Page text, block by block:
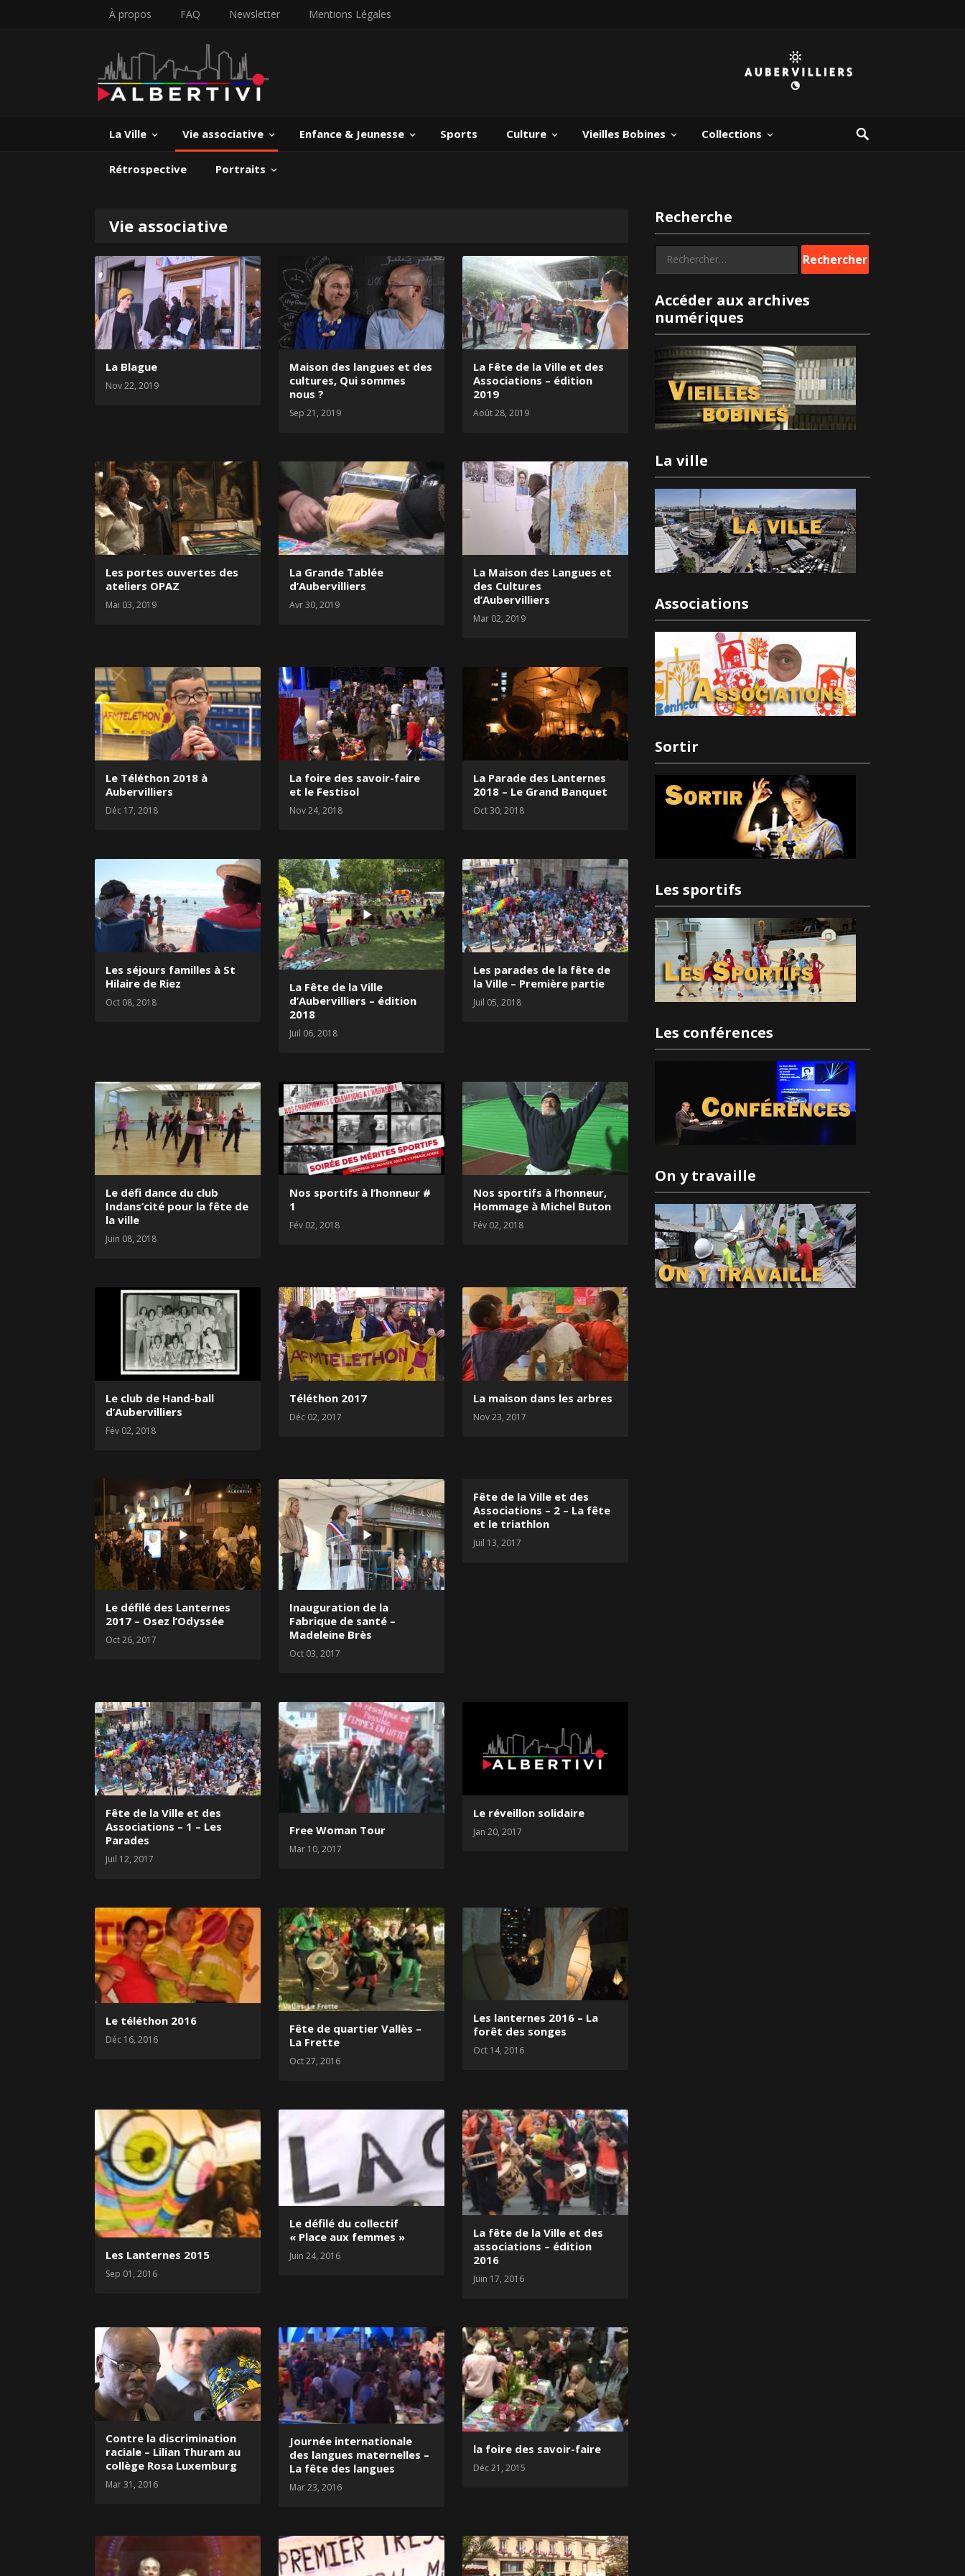
À propos FAQ Newsletter Mentions Légales
La Ville Vie associative Enfance & Jeunesse Sports Culture Vieilles Bobines Collections
Rétrospective Portraits
Vie associative
La Blague
Nov 22, 2019
Maison des langues et des
cultures, Qui sommes
nous ?
Sep 21, 2019
La Fête de la Ville et des
Associations – édition
2019
Août 28, 2019
Les portes ouvertes des
ateliers OPAZ
Mai 03, 2019
La Grande Tablée
d’Aubervilliers
Avr 30, 2019
La Maison des Langues et
des Cultures
d’Aubervilliers
Mar 02, 2019
Le Téléthon 2018 à
Aubervilliers
Déc 17, 2018
La foire des savoir-faire
et le Festisol
Nov 24, 2018
La Parade des Lanternes
2018 – Le Grand Banquet
Oct 30, 2018
Les séjours familles à St
Hilaire de Riez
Oct 08, 2018
La Fête de la Ville
d’Aubervilliers – édition
2018
Juil 06, 2018
Les parades de la fête de
la Ville – Première partie
Juil 05, 2018
Le défi dance du club
Indans’cité pour la fête de
la ville
Juin 08, 2018
Nos sportifs à l’honneur #
1
Fév 02, 2018
Nos sportifs à l’honneur,
Hommage à Michel Buton
Fév 02, 2018
Le club de Hand-ball
d’Aubervilliers
Fév 02, 2018
Téléthon 2017
Déc 02, 2017
La maison dans les arbres
Nov 23, 2017
Le défilé des Lanternes
2017 – Osez l’Odyssée
Oct 26, 2017
Inauguration de la
Fabrique de santé –
Madeleine Brès
Oct 03, 2017
Fête de la Ville et des
Associations – 2 – La fête
et le triathlon
Juil 13, 2017
Fête de la Ville et des
Associations – 1 – Les
Parades
Juil 12, 2017
Free Woman Tour
Mar 10, 2017
Le réveillon solidaire
Jan 20, 2017
Le téléthon 2016
Déc 16, 2016
Fête de quartier Vallès –
La Frette
Oct 27, 2016
Les lanternes 2016 – La
forêt des songes
Oct 14, 2016
Les Lanternes 2015
Sep 01, 2016
Le défilé du collectif
« Place aux femmes »
Juin 24, 2016
La fête de la Ville et des
associations – édition
2016
Juin 17, 2016
Contre la discrimination
raciale – Lilian Thuram au
collège Rosa Luxemburg
Mar 31, 2016
Journée internationale
des langues maternelles –
La fête des langues
Mar 23, 2016
la foire des savoir-faire
Déc 21, 2015
Recherche
Rechercher :
Accéder aux archives
numériques
La ville
Associations
Sortir
Les sportifs
Les conférences
On y travaille